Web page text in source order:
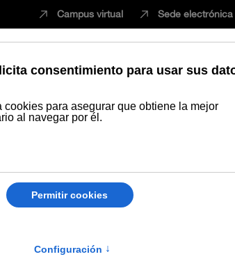
Campus virtual Sede electrónica
EstudiarInnovaciónVida
el reconocimiento a la Excelencia docente del